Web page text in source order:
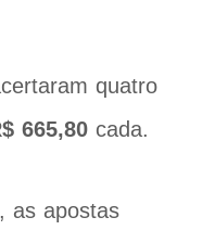
quatro
665,80 cada.
as apostas